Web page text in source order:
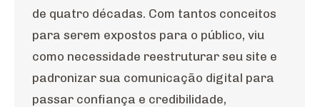
de quatro décadas. Com tantos conceitos
para serem expostos para o público, viu
como necessidade reestruturar seu site e
padronizar sua comunicação digital para
passar confiança e credibilidade,